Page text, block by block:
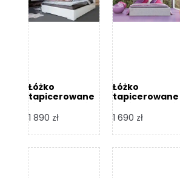
Łóżko
tapicerowane
Design
1 890 zł
Łóżko
tapicerowane
Design
1 690 zł